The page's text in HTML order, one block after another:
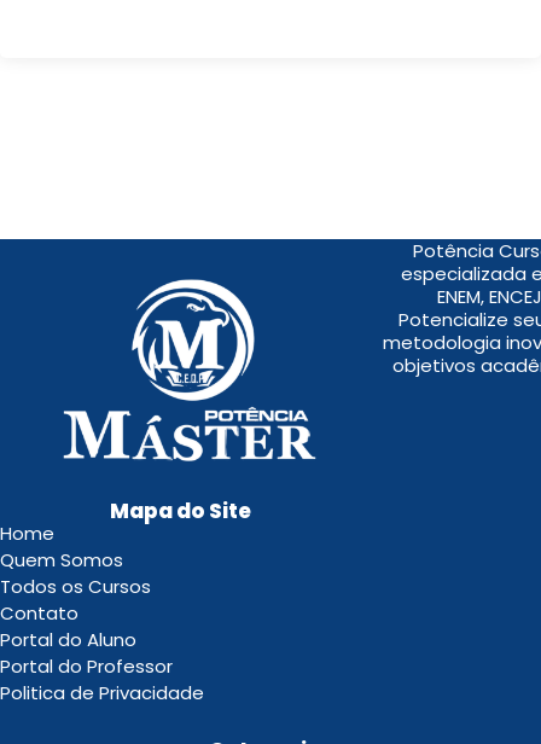
Potência
especializada
ENEM,
Potencialize
metodologia
objetivos
Mapa do Site
Home
Quem Somos
Todos os Cursos
Contato
Portal do Aluno
Portal do Professor
Politica de Privacidade